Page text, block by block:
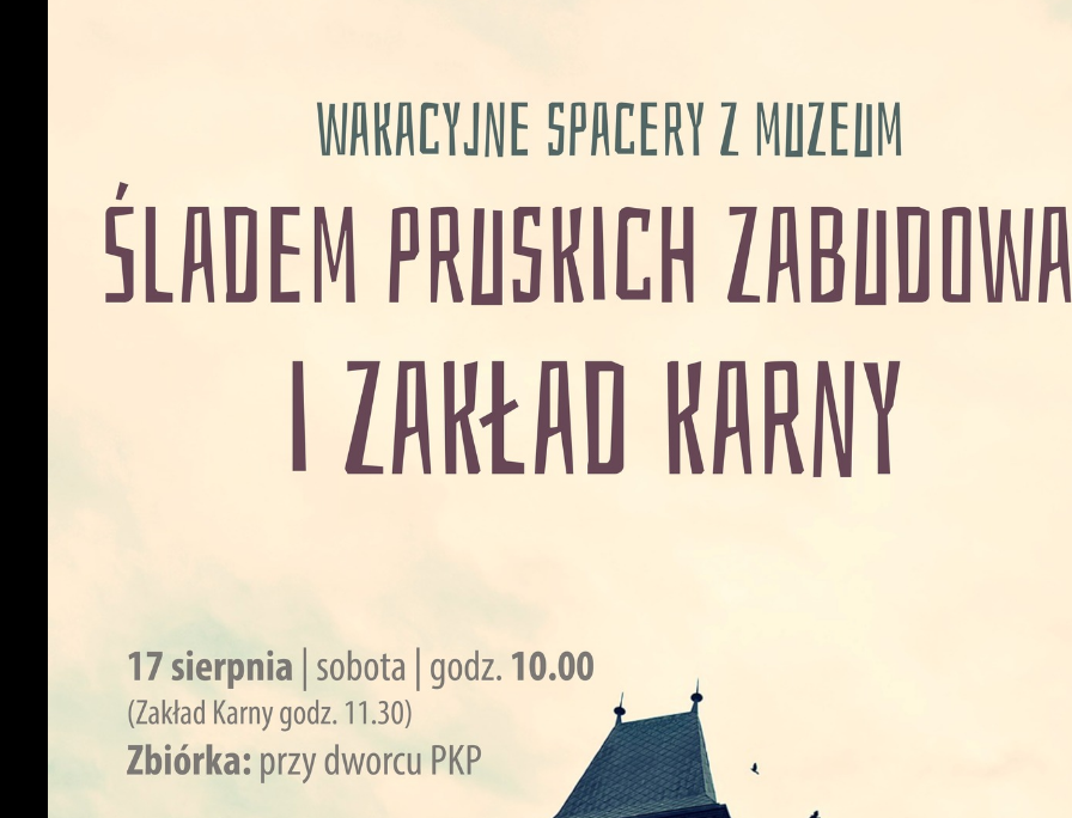
Ustawienia
Szanujemy Twoją prywatność. Możesz zmienić ustawienia
Niezbędne pliki cookies służą do prawidłowego
funkcjonowania strony internetowej i umożliwiają Ci
komfortowe korzystanie z oferowanych przez nas usług.
Pliki cookies odpowiadają na podejmowane przez Ciebie
działania w celu m.in. dostosowania Twoich ustawień
Więcej